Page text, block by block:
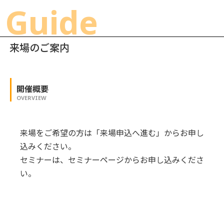
Guide
来場のご案内
開催概要
OVERVIEW
来場をご希望の方は「来場申込へ進む」からお申し
込みください。
セミナーは、セミナーページからお申し込みくださ
い。